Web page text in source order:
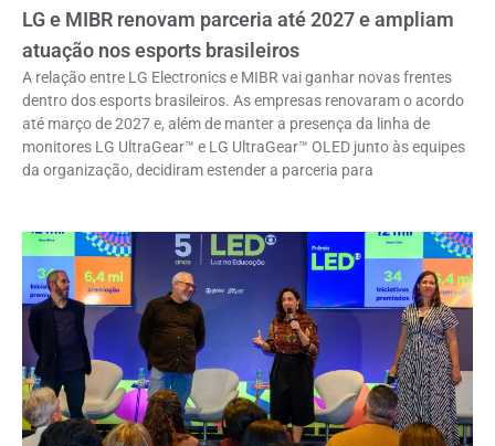
LG e MIBR renovam parceria até 2027 e ampliam
atuação nos esports brasileiros
A relação entre LG Electronics e MIBR vai ganhar novas frentes
dentro dos esports brasileiros. As empresas renovaram o acordo
até março de 2027 e, além de manter a presença da linha de
monitores LG UltraGear™ e LG UltraGear™ OLED junto às equipes
da organização, decidiram estender a parceria para